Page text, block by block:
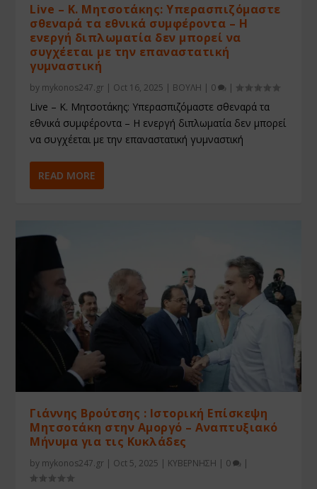
Live – Κ. Μητσοτάκης: Υπερασπιζόμαστε
σθεναρά τα εθνικά συμφέροντα – Η
ενεργή διπλωματία δεν μπορεί να
συγχέεται με την επαναστατική
γυμναστική
by mykonos247.gr | Oct 16, 2025 | ΒΟΥΛΗ | 0 |
Live – Κ. Μητσοτάκης: Υπερασπιζόμαστε σθεναρά τα
εθνικά συμφέροντα – Η ενεργή διπλωματία δεν μπορεί
να συγχέεται με την επαναστατική γυμναστική
READ MORE
Γιάννης Βρούτσης : Ιστορική Επίσκεψη
Μητσοτάκη στην Αμοργό – Αναπτυξιακό
Μήνυμα για τις Κυκλάδες
by mykonos247.gr | Oct 5, 2025 | ΚΥΒΕΡΝΗΣΗ | 0 |